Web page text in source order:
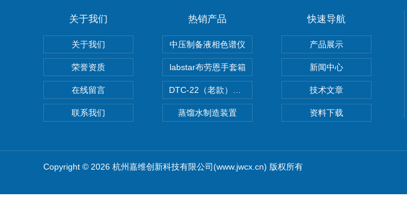
关于我们
关于我们
荣誉资质
在线留言
联系我们
热销产品
中压制备液相色谱仪
labstar布劳恩手套箱
蒸馏水制造装置
快速导航
产品展示
新闻中心
技术文章
资料下载
Copyright © 2026 杭州嘉维创新科技有限公司(www.jwcx.cn) 版权所有